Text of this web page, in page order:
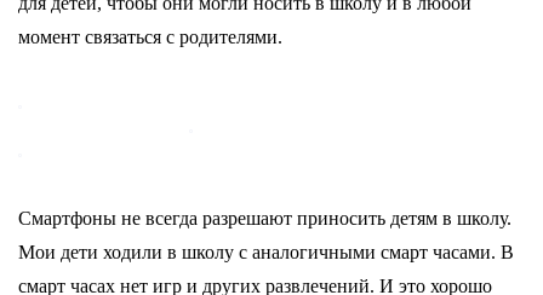
момент связаться с родителями.
Смартфоны не всегда разрешают приносить детям в школу.
Мои дети ходили в школу с аналогичными смарт часами. В
смарт часах нет игр и других развлечений. И это хорошо